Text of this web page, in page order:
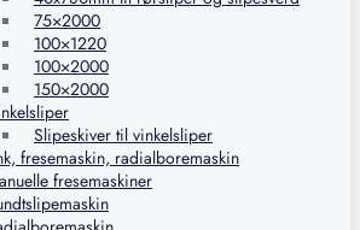
75×2000
100×1220
100×2000
150×2000
Slipeskiver til vinkelsliper
fresemaskin, radialboremaskin
fresemaskiner